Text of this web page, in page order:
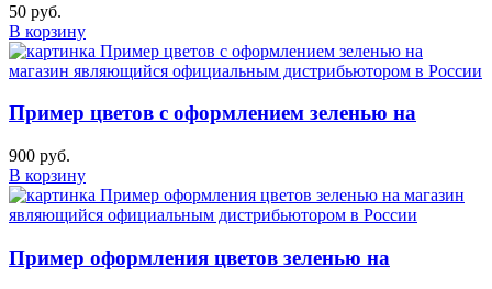
50 руб.
В корзину
Пример цветов с оформлением зеленью на
900 руб.
В корзину
Пример оформления цветов зеленью на